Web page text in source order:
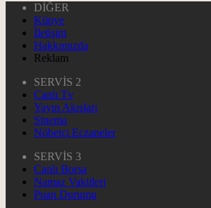
DİĞER
Künye
İletişim
Hakkımızda
Reklam
SERVİS 2
Canlı Tv
Yayın Akışları
Sinema
Nöbetçi Eczaneler
SERVİS 3
Canlı Borsa
Namaz Vakitleri
Puan Durumu